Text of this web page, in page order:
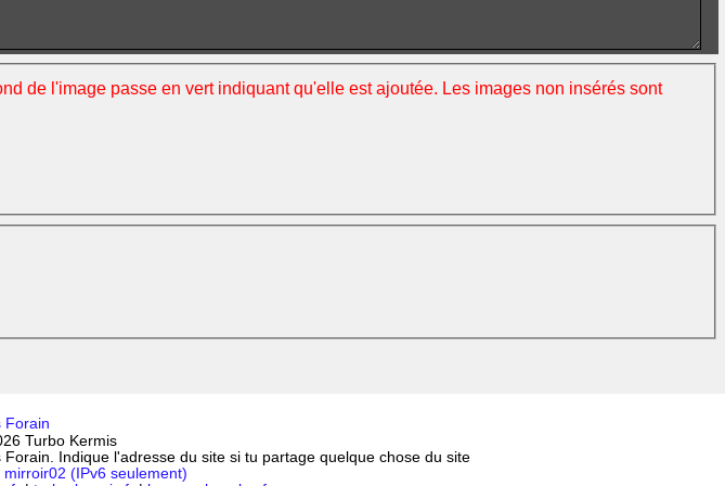
de l'image passe en vert indiquant qu'elle est ajoutée. Les images non insérés sont
Turbo Kermis
Indique l'adresse du site si tu partage quelque chose du site
mirroir02 (IPv6 seulement)